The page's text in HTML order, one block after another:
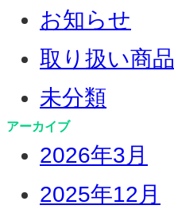
お知らせ
取り扱い商品
未分類
アーカイブ
2026年3月
2025年12月